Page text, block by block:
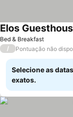
Bed & Breakfast
Elos
/ Pontuação não
Selecione as
exatos.